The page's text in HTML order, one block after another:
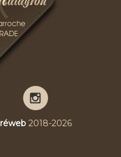
Pierre
sur
2018-2026